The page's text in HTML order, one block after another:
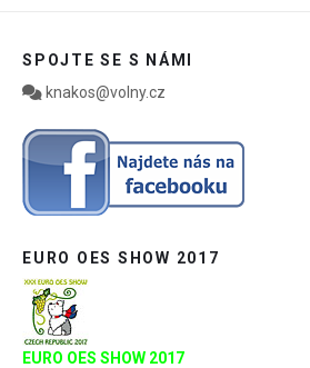
SPOJTE SE S NÁMI
knakos@volny.cz
EURO OES SHOW 2017
EURO OES SHOW 2017